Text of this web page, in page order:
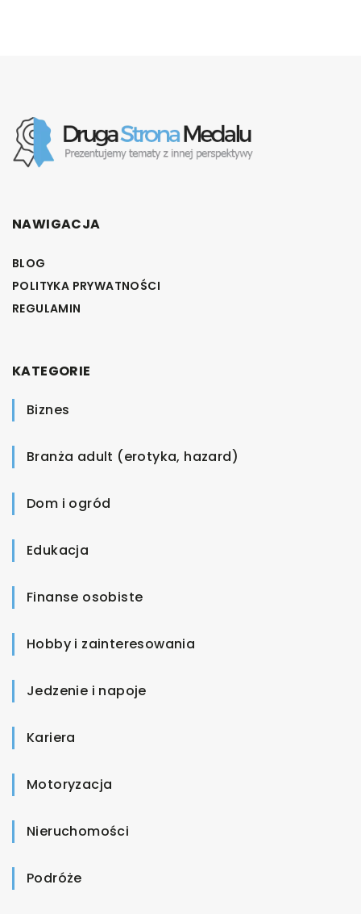
NAWIGACJA
BLOG
POLITYKA PRYWATNOŚCI
REGULAMIN
KATEGORIE
Biznes
Branża adult (erotyka, hazard)
Dom i ogród
Edukacja
Finanse osobiste
Hobby i zainteresowania
Jedzenie i napoje
Kariera
Motoryzacja
Nieruchomości
Podróże